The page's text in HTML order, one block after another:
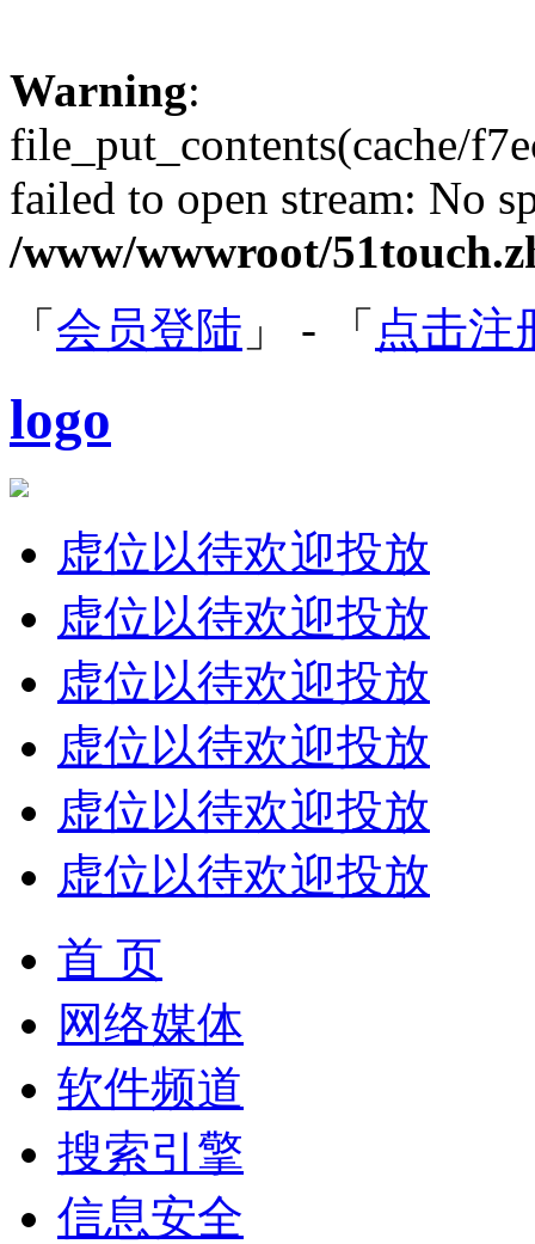
Warning:
file_put_contents(cache/
failed to open stream: No
/www/wwwroot/
「 会员登陆 」 - 「 点击注
logo
虚位以待欢迎投放
虚位以待欢迎投放
虚位以待欢迎投放
虚位以待欢迎投放
虚位以待欢迎投放
虚位以待欢迎投放
首 页
网络媒体
软件频道
搜索引擎
信息安全